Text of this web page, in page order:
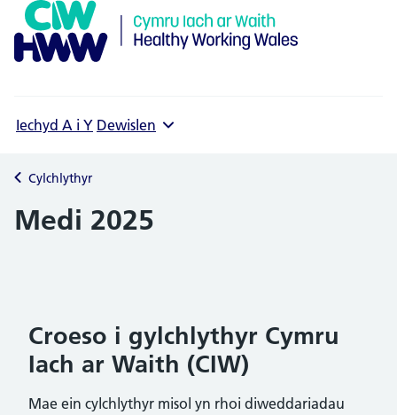
Iechyd A i Y Dewislen
Cylchlythyr
Medi 2025
Croeso i gylchlythyr Cymru
Iach ar Waith (CIW)
Mae ein cylchlythyr misol yn rhoi diweddariadau